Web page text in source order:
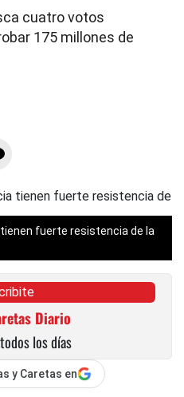
cuatro votos
175 millones de
fuerte resistencia de la
Diario
los días
y Caretas en